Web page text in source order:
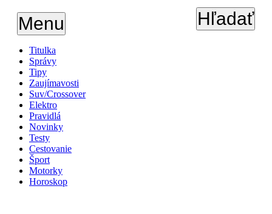
Menu Hľadať
Titulka
Správy
Tipy
Zaujímavosti
Suv/Crossover
Elektro
Pravidlá
Novinky
Testy
Cestovanie
Šport
Motorky
Horoskop